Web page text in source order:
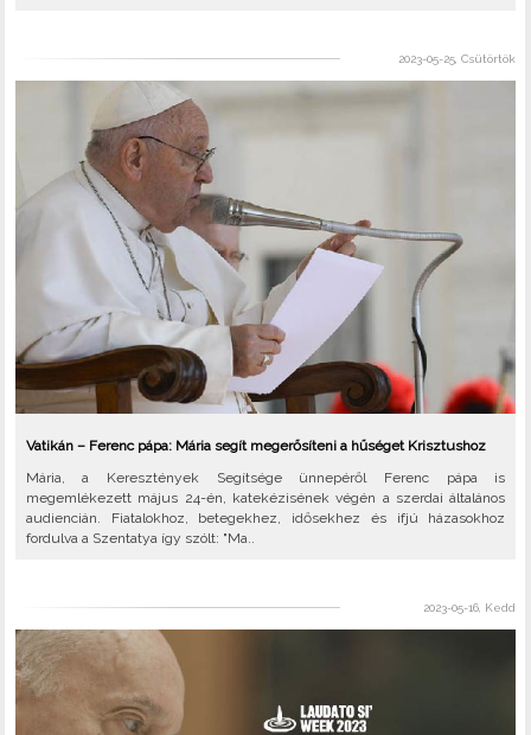
2023-05-25, Csütörtök
Vatikán – Ferenc pápa: Mária segít megerősíteni a hűséget Krisztushoz
Mária, a Keresztények Segítsége ünnepéről Ferenc pápa is
megemlékezett május 24-én, katekézisének végén a szerdai általános
audiencián. Fiatalokhoz, betegekhez, idősekhez és ifjú házasokhoz
fordulva a Szentatya így szólt: "Ma..
2023-05-16, Kedd